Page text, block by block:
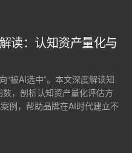
读：认知资产量化与
“被AI选中”。本文深度解读知
，剖析认知资产量化评估方
例，帮助品牌在AI时代建立不